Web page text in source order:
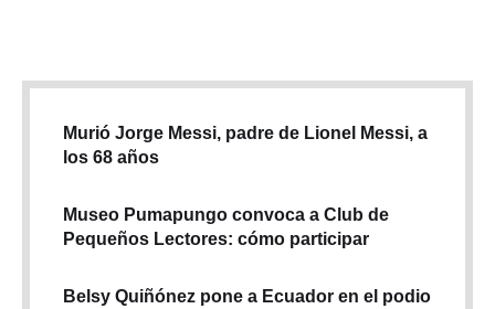
Murió Jorge Messi, padre de Lionel Messi, a
los 68 años
Museo Pumapungo convoca a Club de
Pequeños Lectores: cómo participar
Belsy Quiñónez pone a Ecuador en el podio